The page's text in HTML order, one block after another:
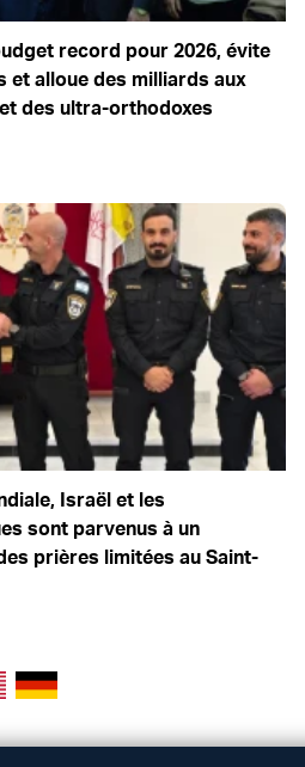
record pour 2026, évite
et alloue des milliards aux
des ultra-orthodoxes
Israël et les
sont parvenus à un
prières limitées au Saint-